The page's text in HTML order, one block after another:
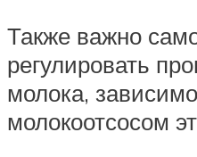
Также важно
регулировать
молока,
молокоотсосом